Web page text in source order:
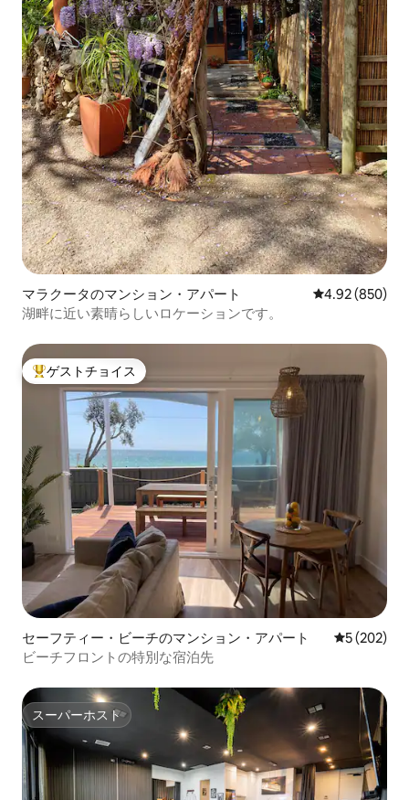
マラクータのマンション・アパート レビュー850
4.92 (850)
湖畔に近い素晴らしいロケーションです。
大好評のゲストチョイスです。
ゲストチョイス
セーフティー・ビーチのマンション・アパート レビュー
5 (202)
ビーチフロントの特別な宿泊先
スーパーホスト
スーパーホスト